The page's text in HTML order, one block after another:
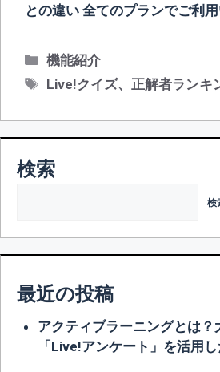
との違い 全てのプランでご利
カ
テ
リ
ー
機能紹介
タ
Live!クイズ、正解者ランキ
検索
検
最近の投稿
アクティブラーニングとは？
「Live!アンケート」を活用